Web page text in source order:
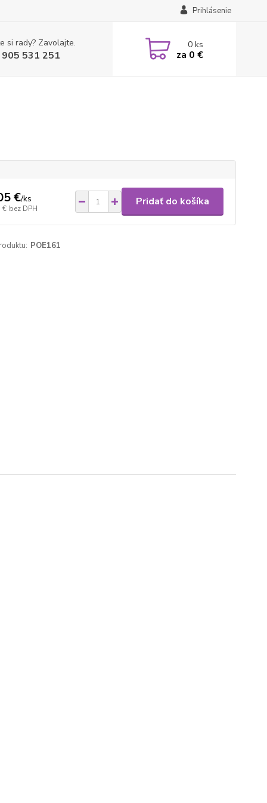
Prihlásenie
si rady? Zavolajte.
531 251
0ks
za 0 €
€/ks
€ bez DPH
Pridať do košíka
POE161